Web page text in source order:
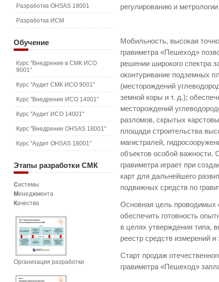
регулированию и
Мобильность, высокая
гравиметра «Пешеход»
решении широкого спектра
оконтуривание подземных
(месторождений
земной коры и т. д.);
месторождений
разломов, скрытых
площади строительства
магистралей,
объектов особой важности.
гравиметра играет при
карт для дальнейшего
подвижных средств по
Основная цель
обеспечить готовность
в целях утверждения типа,
реестр средств измерений и
Старт продаж
гравиметра «Пешеход»
Разработка OHSAS 18001
Разработка ИСМ
Обучение
Курс "Внедрение в СМК ИСО
9001"
Курс "Аудит СМК ИСО 9001"
Курс "Внедрение ИСО 14001"
Курс "Аудит ИСО 14001"
Курс "Внедрение OHSAS 18001"
Курс "Аудит OHSAS 18001"
Этапы разработки СМК
Системы
Менеджмента
Качества
Организация разработки